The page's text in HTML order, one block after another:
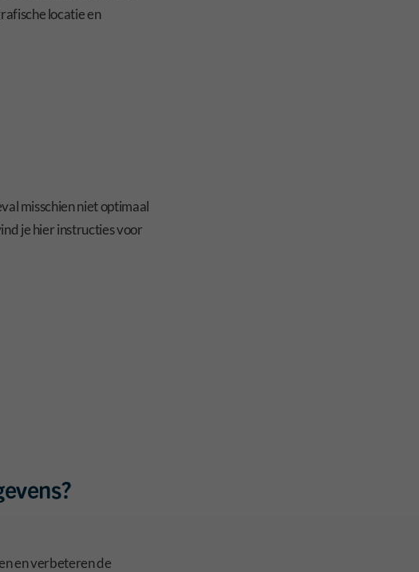
locatie en
misschien niet optimaal
je hier instructies voor
en verbeteren de